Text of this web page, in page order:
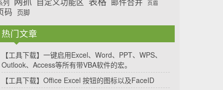
列 页眉
码 页脚
热门文章
【工具下载】一键启用Excel、Word、PPT、WPS、
Outlook、Access等所有带VBA软件的宏。
【工具下载】Office Excel 按钮的图标以及FaceID